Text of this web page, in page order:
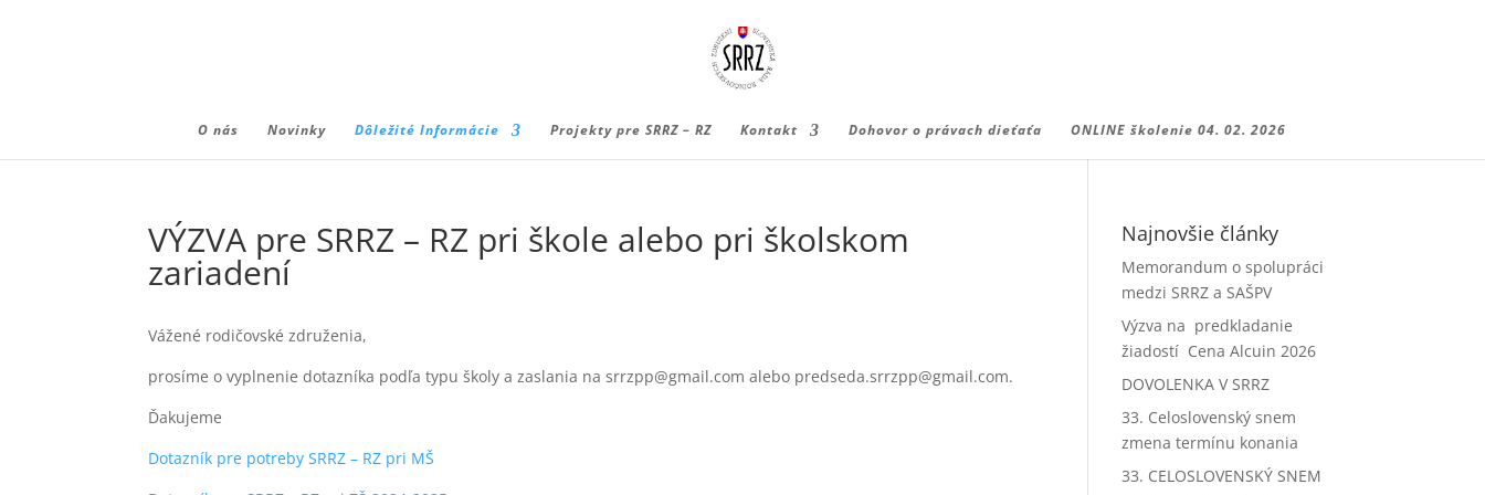
O nás Novinky Dôležité Informácie Projekty pre SRRZ – RZ Kontakt Dohovor o právach dieťaťa ONLINE školenie 04. 02. 2026
VÝZVA pre SRRZ – RZ pri škole alebo pri školskom
zariadení
Vážené rodičovské združenia,
prosíme o vyplnenie dotazníka podľa typu školy a zaslania na srrzpp@gmail.com alebo predseda.srrzpp@gmail.com.
Ďakujeme
Dotazník pre potreby SRRZ – RZ pri MŠ
Najnovšie články
Memorandum o spolupráci
medzi SRRZ a SAŠPV
Výzva na predkladanie
žiadostí Cena Alcuin 2026
DOVOLENKA V SRRZ
33. Celoslovenský snem
zmena termínu konania
33. CELOSLOVENSKÝ SNEM